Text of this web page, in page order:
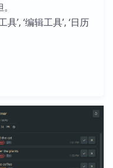
’, ‘编辑工具’, ‘日历